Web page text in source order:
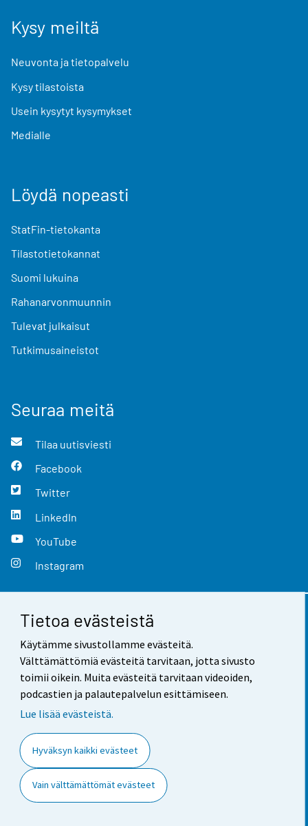
Tietoa evästeistä
Käytämme sivustollamme evästeitä.
Välttämättömiä evästeitä tarvitaan, jotta sivusto
toimii oikein. Muita evästeitä tarvitaan videoiden,
podcastien ja palautepalvelun esittämiseen.
Lue lisää evästeistä.
Hyväksyn kaikki evästeet
Vain välttämättömät evästeet
Kysy meiltä
Neuvonta ja tietopalvelu
Kysy tilastoista
Usein kysytyt kysymykset
Medialle
Löydä nopeasti
StatFin-tietokanta
Tilastotietokannat
Suomi lukuina
Rahanarvonmuunnin
Tulevat julkaisut
Tutkimusaineistot
Seuraa meitä
Tilaa uutisviesti
Facebook
Twitter
LinkedIn
YouTube
Instagram
Yhteystiedot
Palaute
Käyttöehdot
Saavutettavuus
Tietoa sivustosta
Evästeasetukset